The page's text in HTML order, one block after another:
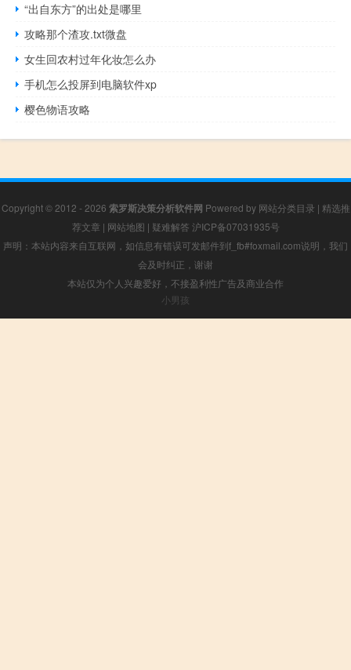
“出自东方”的出处是哪里
攻略那个渣攻.txt微盘
女生回农村过年化妆怎么办
手机怎么投屏到电脑软件xp
樱色物语攻略
Copyright © 2012 - 2026 索罗斯决策分析软件网 Powered by 网站分类目录 | 精选推
荐文章 | 网站地图 | 疑难解答 沪ICP备07031935号
声明：本站内容来自互联网，如信息有错误可发邮件到f_fb#foxmail.com说明，我们
会及时纠正，谢谢
本站仅为个人兴趣爱好，不接盈利性广告及商业合作
小男孩